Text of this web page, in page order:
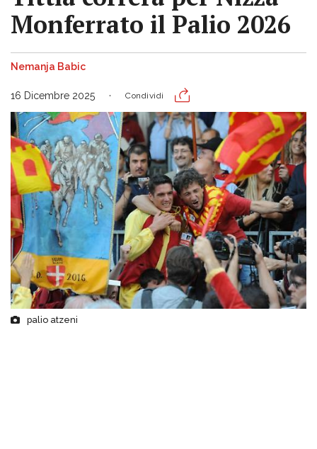
Monferrato il Palio 2026
Nemanja Babic
16 Dicembre 2025 Condividi
palio atzeni